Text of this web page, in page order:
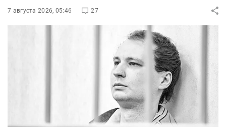
7 августа 2026, 05:46 27